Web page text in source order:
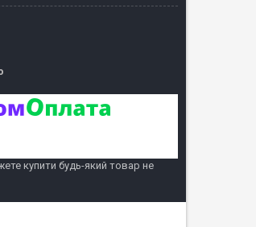
купити будь-який товар не